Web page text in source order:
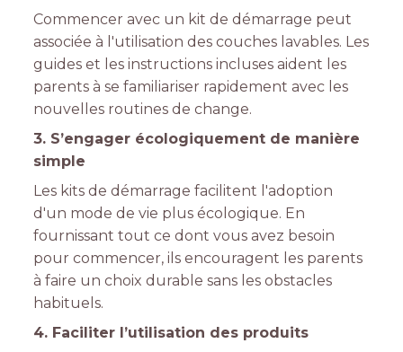
Commencer avec un kit de démarrage peut
associée à l'utilisation des couches lavables. Les
guides et les instructions incluses aident les
parents à se familiariser rapidement avec les
nouvelles routines de change.
3. S’engager écologiquement de manière
simple
Les kits de démarrage facilitent l'adoption
d'un mode de vie plus écologique. En
fournissant tout ce dont vous avez besoin
pour commencer, ils encouragent les parents
à faire un choix durable sans les obstacles
habituels.
4. Faciliter l’utilisation des produits